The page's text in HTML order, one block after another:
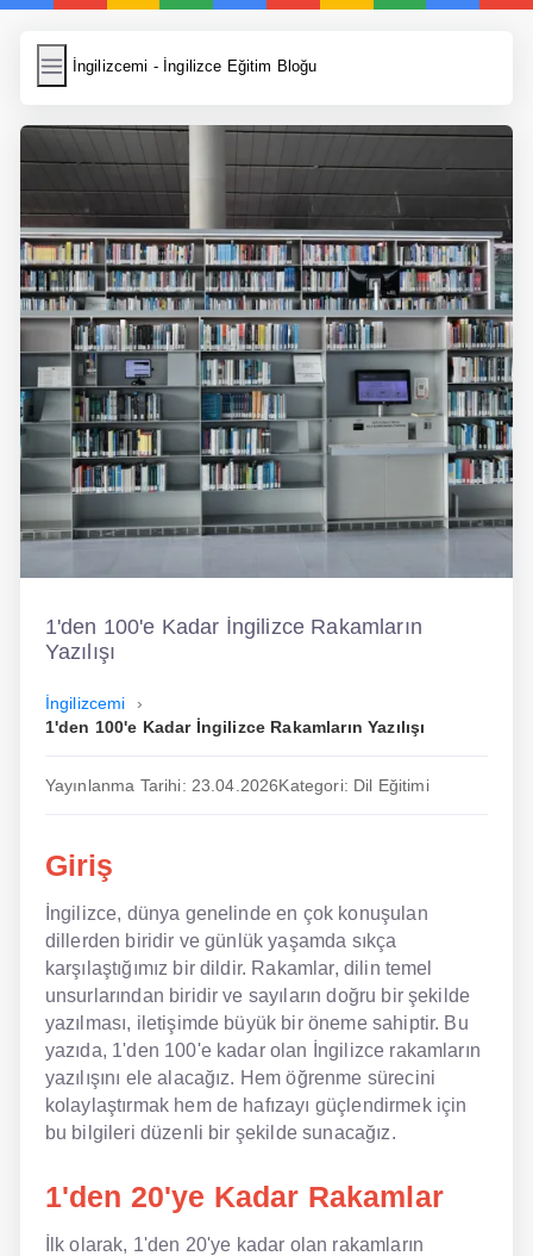
İngilizcemi - İngilizce Eğitim Bloğu
İngilizcemi
Resim Yükle
Wordpress Cache
Anasayfa
İngilizce Yemek Tarifleri
İngilizce Şarkı Sözleri
5 Günde İngilizce
Bilinçaltı İngilizce
İngilizce Biyografiler
Dil Eğitimi
Dil Kursu
En Hızlı İngilizce
En Uygun İngilizce
Hipnozla İngilizce
Hızlı İngilizce
İngilizce Kursu Yorum
İngilizce Kursu
NLP İngilizce
Online İngilizce
1'den 100'e Kadar İngilizce Rakamların
Yazılışı
İngilizcemi
1'den 100'e Kadar İngilizce Rakamların Yazılışı
Yayınlanma Tarihi: 23.04.2026Kategori: Dil Eğitimi
Giriş
İngilizce, dünya genelinde en çok konuşulan
dillerden biridir ve günlük yaşamda sıkça
karşılaştığımız bir dildir. Rakamlar, dilin temel
unsurlarından biridir ve sayıların doğru bir şekilde
yazılması, iletişimde büyük bir öneme sahiptir. Bu
yazıda, 1'den 100'e kadar olan İngilizce rakamların
yazılışını ele alacağız. Hem öğrenme sürecini
kolaylaştırmak hem de hafızayı güçlendirmek için
bu bilgileri düzenli bir şekilde sunacağız.
1'den 20'ye Kadar Rakamlar
İlk olarak, 1'den 20'ye kadar olan rakamların